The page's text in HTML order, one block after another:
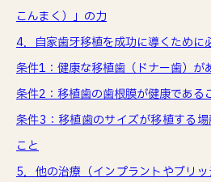
こんまく）」の力
4．自家歯牙移植を成功に導くために
条件1：健康な移植歯（ドナー歯）が
条件2：移植歯の歯根膜が健康である
条件3：移植歯のサイズが移植する
こと
5．他の治療（インプラントやブリ